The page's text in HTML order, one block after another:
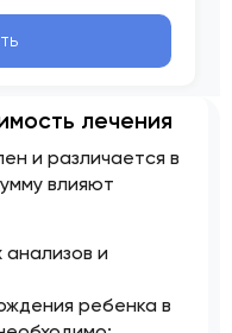
лечения
и различается в
влияют
и
ребенка в